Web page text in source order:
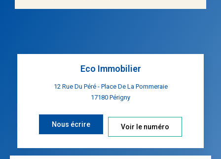
Eco Immobilier
12 Rue Du Péré - Place De La Pommeraie
17180 Périgny
Nous écrire Voir le numéro